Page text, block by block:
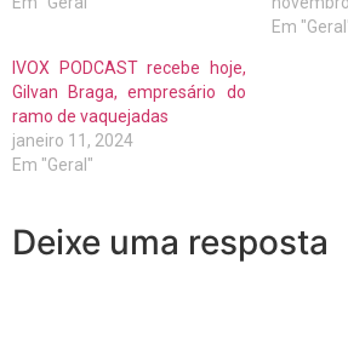
Em
IVOX PODCAST recebe hoje,
Gilvan Braga, empresário do
ramo de vaquejadas
janeiro 11, 2024
Em "Geral"
Deixe uma resposta